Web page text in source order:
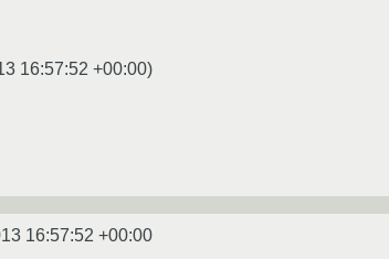
16:57:52 +00:00)
16:57:52 +00:00